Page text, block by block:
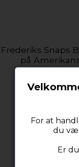
Frederiks Snaps
på
For at
du
Er